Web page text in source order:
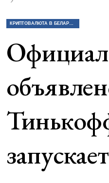
КРИПТОВАЛЮТА В БЕЛАРУСИ: ЗАКОННО ЛИ ПОКУПАТЬ, ПРОДАВАТЬ КРИПТУ?